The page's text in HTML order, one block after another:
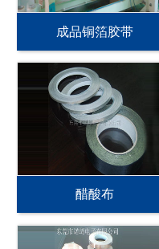
成品铜箔胶带
醋酸布